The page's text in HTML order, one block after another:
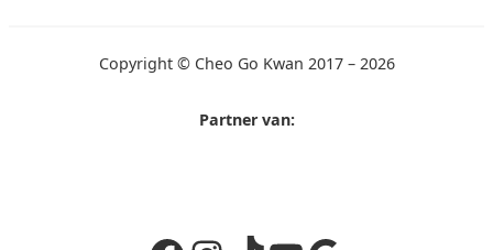
Copyright © Cheo Go Kwan 2017 – 2026
Partner van: